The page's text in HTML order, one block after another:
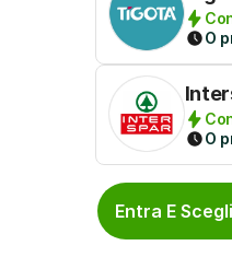
O
O
Entra E